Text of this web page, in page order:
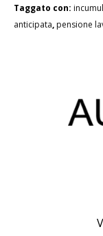
Taggato con:
anticipata, pensione